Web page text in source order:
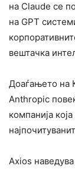
на Claude се
на GPT
вештачка
Доаѓањето на
Anthropic
компанија
Axios